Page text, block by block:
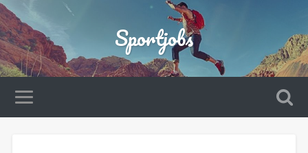
Sportjobs